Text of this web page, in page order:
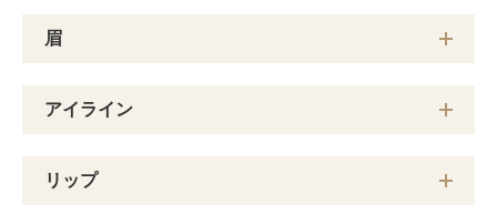
眉
アイライン
リップ